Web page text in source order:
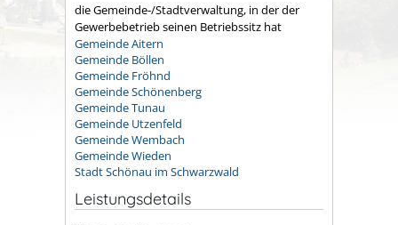
die Gemeinde-/Stadtverwaltung, in der der
Gewerbebetrieb seinen Betriebssitz hat
Gemeinde Aitern
Gemeinde Böllen
Gemeinde Fröhnd
Gemeinde Schönenberg
Gemeinde Tunau
Gemeinde Utzenfeld
Gemeinde Wembach
Gemeinde Wieden
Stadt Schönau im Schwarzwald
Leistungsdetails